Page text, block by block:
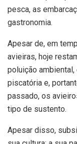
pesca, as
gastronomia.
Apesar de, em
avieiras, hoje
poluição
piscatória e,
passado, os
tipo de sustento.
Apesar disso,